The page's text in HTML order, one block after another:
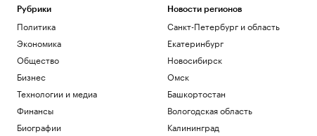
Рубрики
Политика
Экономика
Общество
Бизнес
Технологии и медиа
Финансы
Биографии
Новости регионов
Санкт-Петербург и область
Екатеринбург
Новосибирск
Омск
Башкортостан
Вологодская область
Калининград